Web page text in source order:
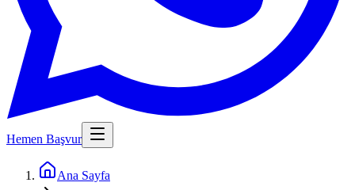
Hemen Başvur
Ana Sayfa